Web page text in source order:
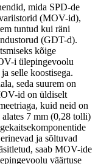
mida SPD-de
(MOV-id),
tuntud kui räni
(GDT-d).
kõige
i ülepingevoolu
selle koostisega.
seda suurem on
id on üldiselt
kuid neid on
alates 7 mm (0,28 tolli)
ja sõltuvad
saab MOV-ide
väärtuse